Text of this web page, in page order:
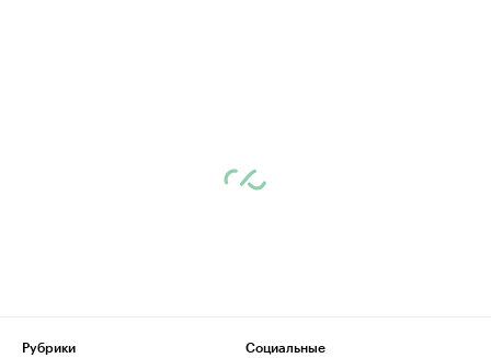
Рубрики
Социальные